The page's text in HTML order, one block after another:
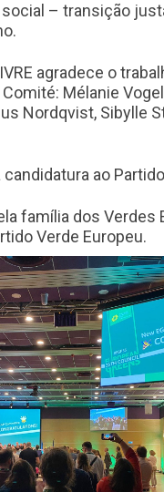
– transição
agradece o
Mélanie
Nordqvist, Sibylle
ao
família dos
Verde Europeu.